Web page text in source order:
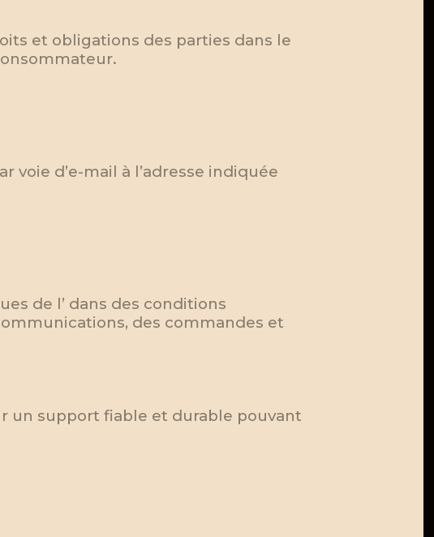
et obligations des parties dans le
d’e-mail à l’adresse indiquée
de l’ dans des conditions
des commandes et
un support fiable et durable pouvant